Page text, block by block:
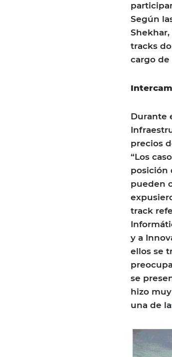
Según
tracks
cargo de
Durante
precios
“Los
posición
pueden
track
y a
ellos se
se
hizo
una de